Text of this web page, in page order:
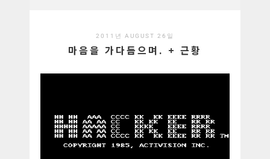
2011년 AUGUST 26일
마음을 가다듬으며. + 근황